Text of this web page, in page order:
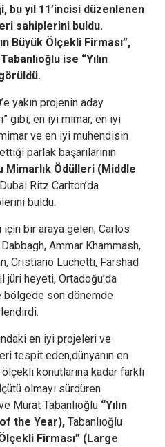
bu yıl 11’incisi düzenlenen
sahiplerini buldu.
Büyük Ölçekli Firması”,
ise “Yılın
yakın projenin aday
gibi, en iyi mimar, en iyi
ve en iyi mühendisin
parlak başarılarının
Mimarlık Ödülleri (Middle
Dubai Ritz Carlton’da
buldu.
bir araya gelen, Carlos
Ammar Khammash,
Cristiano Luchetti, Farshad
jüri heyeti, Ortadoğu’da
bölgede son dönemde
en iyi projeleri ve
tespit eden,dünyanın en
konutlarına kadar farklı
olmayı sürdüren
Murat Tabanlıoğlu “Yılın
the Year), Tabanlıoğlu
Ölçekli Firması” (Large